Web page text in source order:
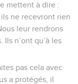
mettent à dire :
ne recevront rien
leur rendrons
n’ont qu’à les
pas cela avec
a protégés, il